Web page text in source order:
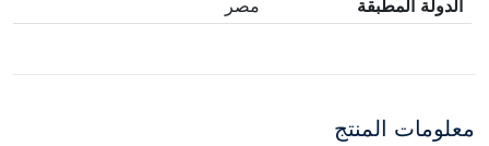
الدولة المطبقة
مصر
معلومات المنتج